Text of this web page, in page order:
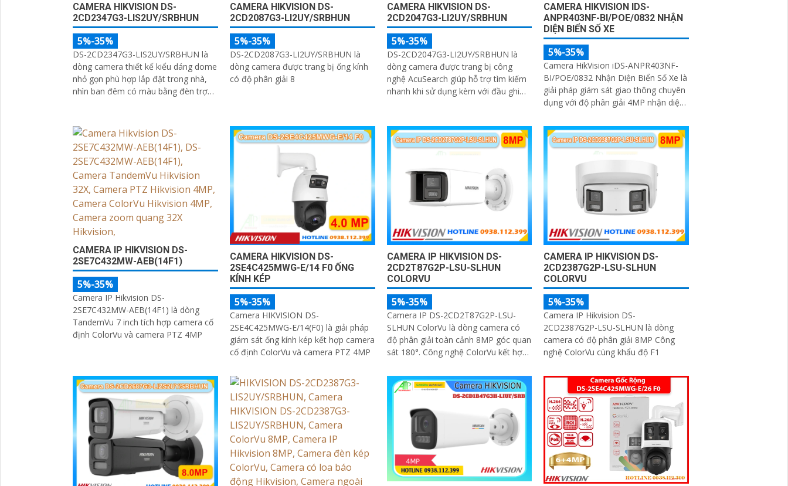
CAMERA HIKVISION DS-
2CD2347G3-LIS2UY/SRBHUN
5%-35%
DS-2CD2347G3-LIS2UY/SRBHUN là
dòng camera thiết kế kiểu dáng dome
nhỏ gọn phù hợp lắp đặt trong nhà,
nhìn ban đêm có màu bằng đèn trợ
diện người và phương tiện, tích hợp
micro kép
CAMERA HIKVISION DS-
2CD2087G3-LI2UY/SRBHUN
5%-35%
DS-2CD2087G3-LI2UY/SRBHUN là
dòng camera được trang bị ống kính
có độ phân giải 8
CAMERA HIKVISION DS-
2CD2047G3-LI2UY/SRBHUN
5%-35%
DS-2CD2047G3-LI2UY/SRBHUN là
dòng camera được trang bị công
nghệ AcuSearch giúp hỗ trợ tìm kiếm
nhanh khi sử dụng kèm với đầu ghi
và loa hỗ trợ đàm thoại 2 chiều, ống
kính 4
CAMERA HIKVISION IDS-
ANPR403NF-BI/POE/0832 NHẬN
DIỆN BIỂN SỐ XE
5%-35%
Camera HikVision iDS-ANPR403NF-
BI/POE/0832 Nhận Diện Biển Số Xe là
giải pháp giám sát giao thông chuyên
dụng với độ phân giải 4MP nhận diện
120km/h cảm biến 1/1
CAMERA IP HIKVISION DS-
2SE7C432MW-AEB(14F1)
5%-35%
Camera IP Hikvision DS-
2SE7C432MW-AEB(14F1) là dòng
TandemVu 7 inch tích hợp camera cố
định ColorVu và camera PTZ 4MP
CAMERA HIKVISION DS-
2SE4C425MWG-E/14 F0 ỐNG
KÍNH KÉP
5%-35%
Camera HIKVISION DS-
2SE4C425MWG-E/14(F0) là giải pháp
giám sát ống kính kép kết hợp camera
cố định ColorVu và camera PTZ 4MP
CAMERA IP HIKVISION DS-
2CD2T87G2P-LSU-SLHUN
COLORVU
5%-35%
Camera IP DS-2CD2T87G2P-LSU-
SLHUN ColorVu là dòng camera có
độ phân giải toàn cảnh 8MP góc quan
sát 180°. Công nghệ ColorVu kết hợp
CAMERA IP HIKVISION DS-
2CD2387G2P-LSU-SLHUN
COLORVU
5%-35%
Camera IP Hikvision DS-
2CD2387G2P-LSU-SLHUN là dòng
camera có độ phân giải 8MP Công
nghệ ColorVu cùng khẩu độ F1